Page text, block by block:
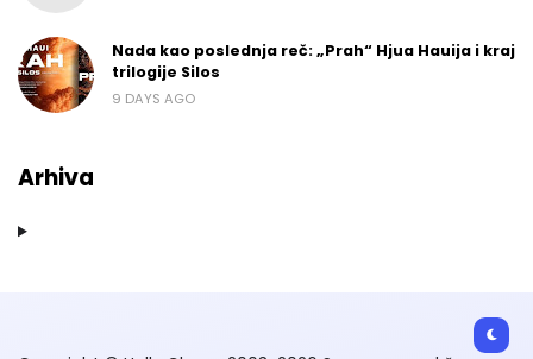
Nada kao poslednja reč: „Prah“ Hjua Hauija i kraj
trilogije Silos
9 DAYS AGO
Arhiva